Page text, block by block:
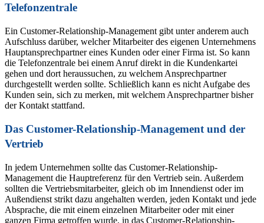
Telefonzentrale
Ein Customer-Relationship-Management gibt unter anderem auch
Aufschluss darüber, welcher Mitarbeiter des eigenen Unternehmens
Hauptansprechpartner eines Kunden oder einer Firma ist. So kann
die Telefonzentrale bei einem Anruf direkt in die Kundenkartei
gehen und dort heraussuchen, zu welchem Ansprechpartner
durchgestellt werden sollte. Schließlich kann es nicht Aufgabe des
Kunden sein, sich zu merken, mit welchem Ansprechpartner bisher
der Kontakt stattfand.
Das Customer-Relationship-Management und der
Vertrieb
In jedem Unternehmen sollte das Customer-Relationship-
Management die Hauptreferenz für den Vertrieb sein. Außerdem
sollten die Vertriebsmitarbeiter, gleich ob im Innendienst oder im
Außendienst strikt dazu angehalten werden, jeden Kontakt und jede
Absprache, die mit einem einzelnen Mitarbeiter oder mit einer
ganzen Firma getroffen wurde, in das Customer-Relationship-